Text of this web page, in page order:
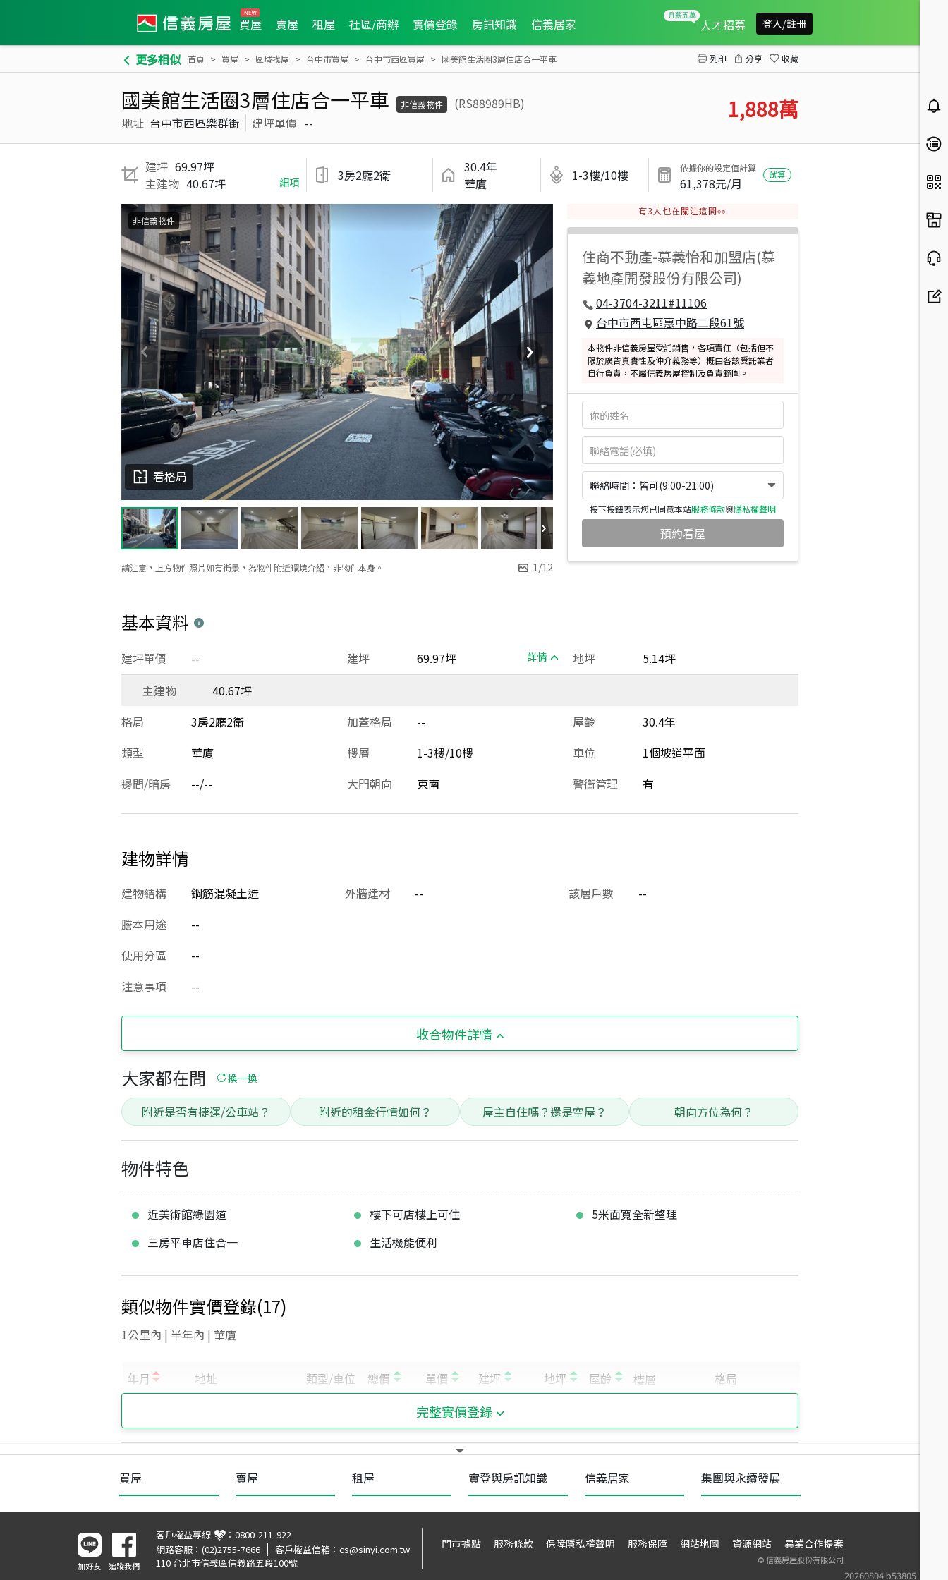
買屋 賣屋 租屋 社區/商辦 實價登錄 房訊知識 信義居家 人才招募 登入/註冊
更多相似 首頁 買屋 區域找屋 台中市買屋 台中市西區買屋 國美館生活圈3層住店合一平車 列印 分享 收藏
國美館生活圈3層住店合一平車 非信義物件
(RS88989HB)
地址 台中市西區樂群街 建坪單價 -- 1,888萬
建坪 69.97坪
主建物 40.67坪 細項 3房2廳2衛
30.4年
華廈
1-3樓/10樓 依據你的設定值計算
61,378元/月
試算
請注意，上方物件照片如有街景，為物件附近環境介紹，非物件本身。 1/12
看格局
非信義物件
有3 人也在關注這間👀
住商不動產-慕義怡和加盟店(慕
義地產開發股份有限公司)
04-3704-3211#11106
台中市西屯區惠中路二段61號
本物件非信義房屋受託銷售，各項責任（包括但不
限於廣告真實性及仲介義務等）概由各該受託業者
自行負責，不屬信義房屋控制及負責範圍。
聯絡時間：皆可(9:00-21:00)
按下按鈕表示您已同意本站服務條款與隱私權聲明
預約看屋
基本資料
建坪 69.97坪 詳情
建坪單價 -- 地坪
5.14坪
主建物
40.67坪
格局
3房2廳2衛 加蓋格局 -- 屋齡
30.4年
類型
華廈 樓層 1-3樓/10樓 車位
1個坡道平面
邊間/暗房
--/-- 大門朝向 東南 警衛管理 有
建物詳情
建物結構 鋼筋混凝土造 外牆建材 -- 該層戶數
--
謄本用途
--
使用分區
--
注意事項
--
收合物件詳情
大家都在問 換一換
附近是否有捷運/公車站？ 附近的租金行情如何？ 屋主自住嗎？還是空屋？ 朝向方位為何？
物件特色
近美術館綠園道 樓下可店樓上可住
5米面寬全新整理
三房平車店住合一
生活機能便利
類似物件實價登錄(17)
1公里內 | 半年內 | 華廈
完整實價登錄
買屋 賣屋 租屋 實登與房訊知識 信義居家 集團與永續發展
20260804.b53805
加好友 追蹤我們
客戶權益專線 ： 0800-211-922
網路客服： (02)2755-7666 客戶權益信箱： cs@sinyi.com.tw
110 台北市信義區信義路五段100號
門市據點 服務條款 保障隱私權聲明 服務保障 網站地圖 資源網站 異業合作提案
©信義房屋股份有限公司